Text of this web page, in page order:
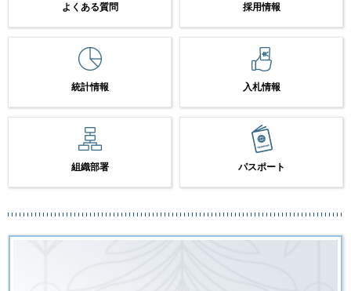
よくある質問 採用情報
統計情報 入札情報
組織部署 パスポート